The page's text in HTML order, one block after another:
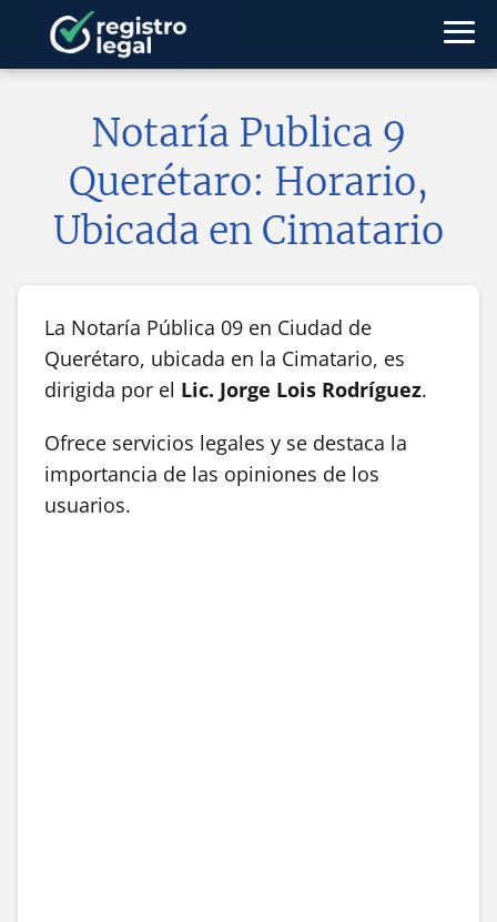
Notaría Publica 9
Querétaro: Horario,
Ubicada en Cimatario
La Notaría Pública 09 en Ciudad de
Querétaro, ubicada en la Cimatario, es
dirigida por el Lic. Jorge Lois Rodríguez.
Ofrece servicios legales y se destaca la
importancia de las opiniones de los
usuarios.